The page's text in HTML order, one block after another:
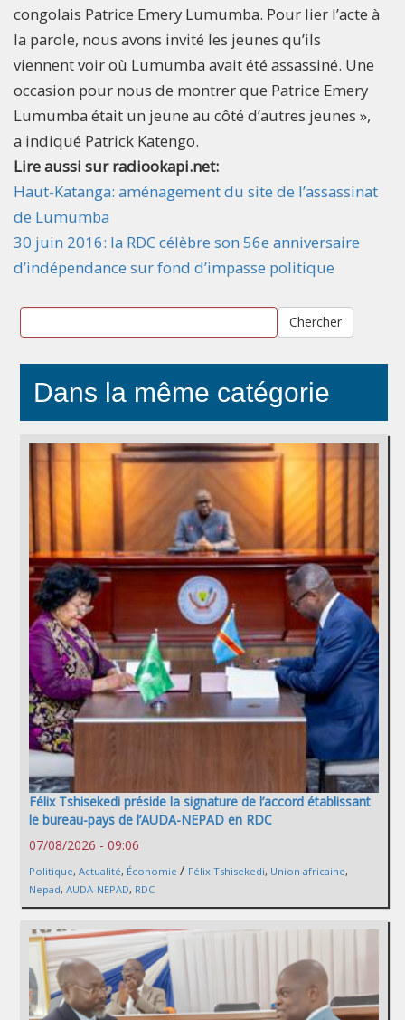
congolais Patrice Emery Lumumba. Pour lier l’acte à
la parole, nous avons invité les jeunes qu’ils
viennent voir où Lumumba avait été assassiné. Une
occasion pour nous de montrer que Patrice Emery
Lumumba était un jeune au côté d’autres jeunes »,
a indiqué Patrick Katengo.
Lire aussi sur radiookapi.net:
Haut-Katanga: aménagement du site de l’assassinat
de Lumumba
30 juin 2016: la RDC célèbre son 56e anniversaire
d’indépendance sur fond d’impasse politique
Chercher
Dans la même catégorie
Félix Tshisekedi préside la signature de l’accord établissant
le bureau-pays de l’AUDA-NEPAD en RDC
07/08/2026 - 09:06
Politique, Actualité, Économie / Félix Tshisekedi, Union africaine,
Nepad, AUDA-NEPAD, RDC